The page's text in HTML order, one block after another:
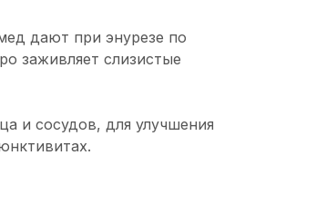
дают при энурезе по
заживляет слизистые
и сосудов, для улучшения